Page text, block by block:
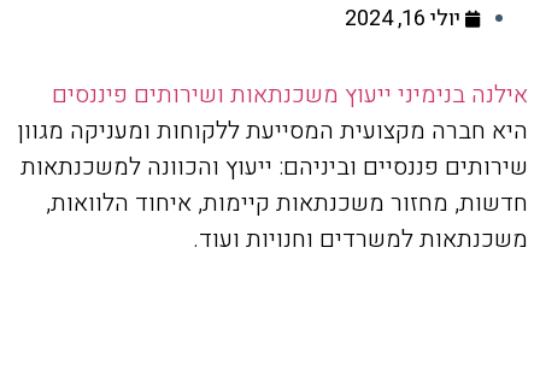
יולי 16, 2024
אילנה בנימיני ייעוץ משכנתאות ושירותים פיננסים
היא חברה מקצועית המסייעת ללקוחות ומעניקה מגוון
שירותים פננסיים וביניהם: ייעוץ והכוונה למשכנתאות
חדשות, מחזור משכנתאות קיימות, איחוד הלוואות,
משכנתאות למשרדים וחנויות ועוד.